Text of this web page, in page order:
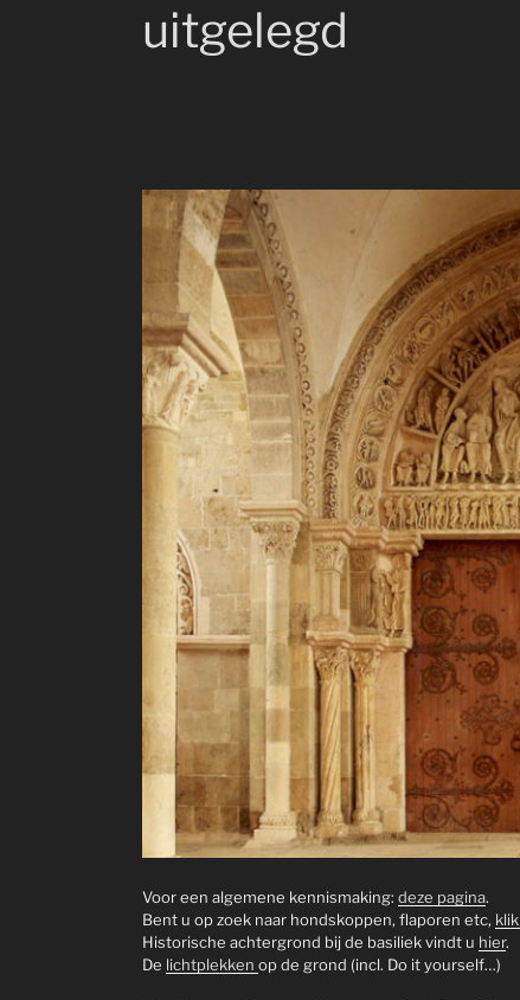
uitgelegd
Voor een algemene kennismaking: deze pagina.
Bent u op zoek naar hondskoppen, flaporen etc,
Historische achtergrond bij de basiliek vindt u hier.
De lichtplekken op de grond (incl. Do it yourself…)